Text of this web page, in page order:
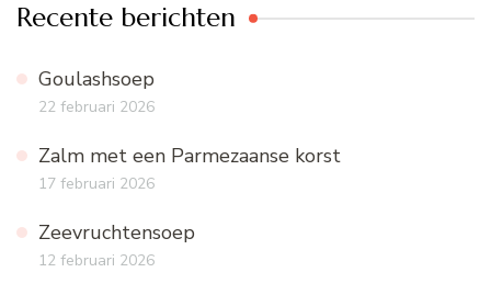
Recente berichten
Goulashsoep
22 februari 2026
Zalm met een Parmezaanse korst
17 februari 2026
Zeevruchtensoep
12 februari 2026